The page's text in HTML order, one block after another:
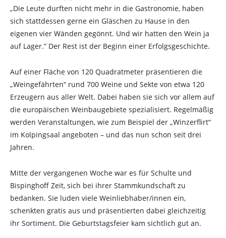
„Die Leute durften nicht mehr in die Gastronomie, haben
sich stattdessen gerne ein Gläschen zu Hause in den
eigenen vier Wänden gegönnt. Und wir hatten den Wein ja
auf Lager.” Der Rest ist der Beginn einer Erfolgsgeschichte.
Auf einer Fläche von 120 Quadratmeter präsentieren die
„Weingefährten“ rund 700 Weine und Sekte von etwa 120
Erzeugern aus aller Welt. Dabei haben sie sich vor allem auf
die europäischen Weinbaugebiete spezialisiert. Regelmäßig
werden Veranstaltungen, wie zum Beispiel der „Winzerflirt“
im Kolpingsaal angeboten – und das nun schon seit drei
Jahren.
Mitte der vergangenen Woche war es für Schulte und
Bispinghoff Zeit, sich bei ihrer Stammkundschaft zu
bedanken. Sie luden viele Weinliebhaber/innen ein,
schenkten gratis aus und präsentierten dabei gleichzeitig
ihr Sortiment. Die Geburtstagsfeier kam sichtlich gut an.